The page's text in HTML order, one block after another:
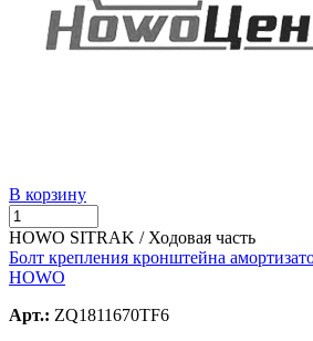
В корзину
HOWO SITRAK / Ходовая часть
Болт крепления кронштейна
HOWO
Арт.: ZQ1811670TF6